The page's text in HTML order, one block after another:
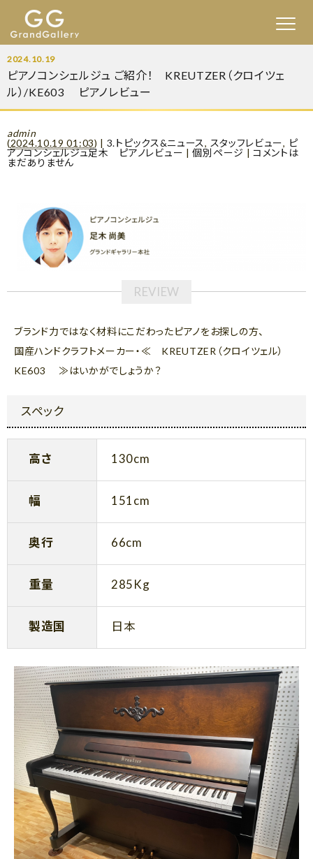
2024.10.19
ピアノコンシェルジュ ご紹介！ KREUTZER（クロイツェ
ル）/KE603 ピアノレビュー
admin
(2024.10.19 01:03) | 3.トピックス&ニュース, スタッフレビュー, ピ
アノコンシェルジュ足木 ピアノレビュー |個別ページ |コメントは
まだありません
ブランド力ではなく材料にこだわったピアノをお探しの方、
国産ハンドクラフトメーカー・≪ KREUTZER（クロイツェル）
KE603 ≫はいかがでしょうか？
スペック
高さ 130cm
幅 151cm
奥行 66cm
重量 285Kg
製造国 日本